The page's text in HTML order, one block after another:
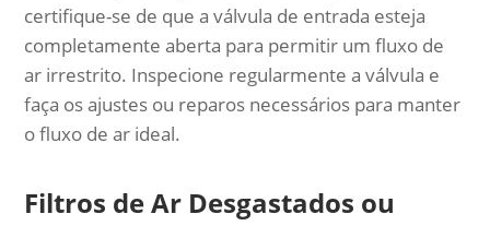
certifique-se de que a válvula de entrada esteja
completamente aberta para permitir um fluxo de
ar irrestrito. Inspecione regularmente a válvula e
faça os ajustes ou reparos necessários para manter
o fluxo de ar ideal.
Filtros de Ar Desgastados ou